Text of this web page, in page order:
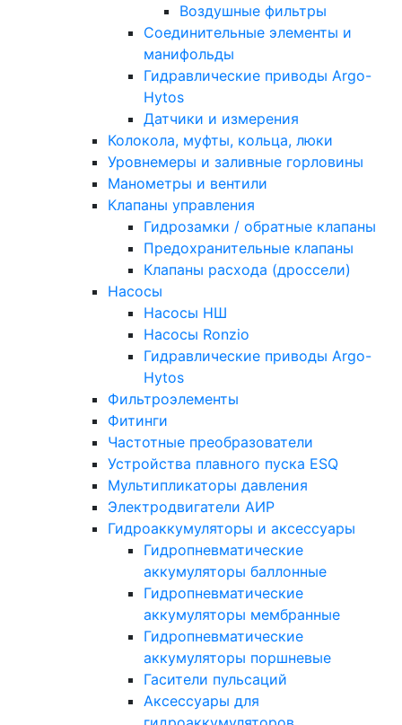
Воздушные фильтры
Соединительные элементы и
манифольды
Гидравлические приводы Argo-
Hytos
Датчики и измерения
Колокола, муфты, кольца, люки
Уровнемеры и заливные горловины
Манометры и вентили
Клапаны управления
Гидрозамки / обратные клапаны
Предохранительные клапаны
Клапаны расхода (дроссели)
Насосы
Насосы НШ
Насосы Ronzio
Гидравлические приводы Argo-
Hytos
Фильтроэлементы
Фитинги
Частотные преобразователи
Устройства плавного пуска ESQ
Мультипликаторы давления
Электродвигатели АИР
Гидроаккумуляторы и аксессуары
Гидропневматические
аккумуляторы баллонные
Гидропневматические
аккумуляторы мембранные
Гидропневматические
аккумуляторы поршневые
Гасители пульсаций
Аксессуары для